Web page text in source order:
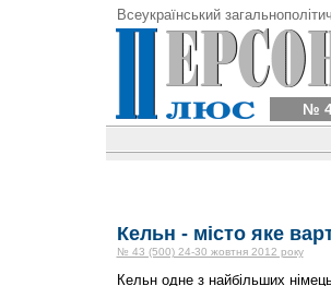
Всеукраїнський
№
Кельн - місто яке
№ 43 (500) 24-30 жовтня 2012 року
Кельн одне з найбільших